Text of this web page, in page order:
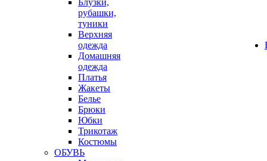
Блузки,
рубашки,
туники
Верхняя
одежда
Домашняя
одежда
Платья
Жакеты
Белье
Брюки
Юбки
Трикотаж
Костюмы
ОБУВЬ